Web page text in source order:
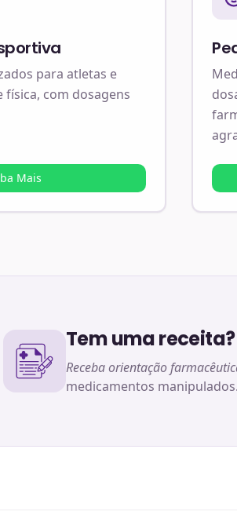
para atletas e
com dosagens
Mais
Tem uma
Receba orientação
medicamentos manipulados.